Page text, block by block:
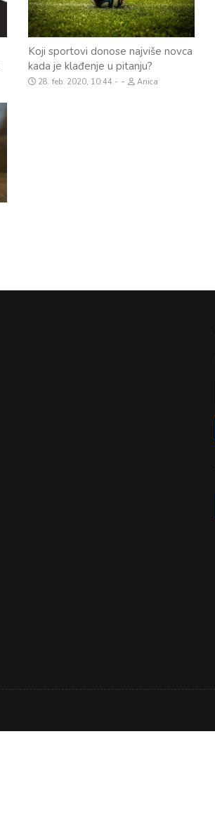
Koji sportovi donose najviše novca
kada je klađenje u pitanju?
28. feb. 2020, 10:44 - Anica